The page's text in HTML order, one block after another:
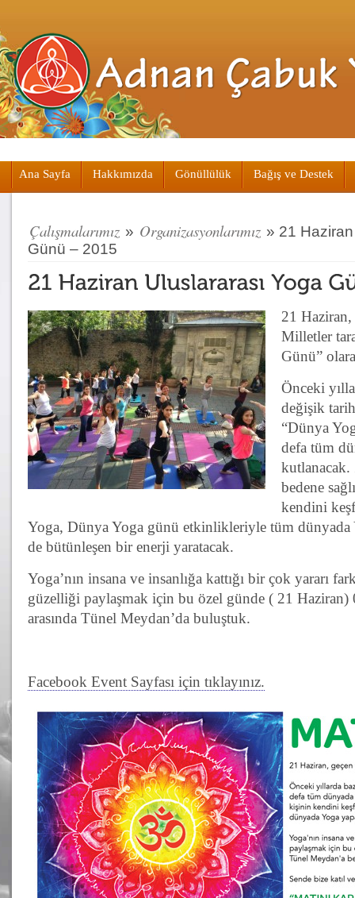
Ana Sayfa Hakkımızda Gönüllülük Bağış ve Destek
Çalışmalarımız » Organizasyonlarımız » 21
Günü – 2015
21 Haziran,
Milletler
Günü”
Önceki
değişik
“Dünya
defa tüm
bedene
kendini
Yoga, Dünya Yoga günü etkinlikleriyle tüm dünyada
de bütünleşen bir enerji yaratacak.
Yoga’nın insana ve insanlığa kattığı bir çok yararı
güzelliği paylaşmak için bu özel günde ( 21 Haziran)
arasında Tünel Meydan’da buluştuk.
Facebook Event Sayfası için tıklayınız.